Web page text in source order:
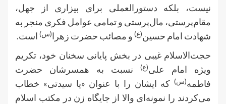
نیست، بلکه دستورالعملی برای بیزاری از جهل،
مقام‌پرستی، مال‌پرستی و تمامی عوامل فکری منجر به
شهادت امام حسین(ع) و مصائب حضرت زهرا(س) است.
حجت‌الاسلام غیبی در بخش پایانی سخنان خود، تکریم
ویژه امام علی‌(ع)
نسبت به همسرشان حضرت
فاطمه‌(س) که ایشان را با عنوان «یا سیدتی» خطاب
می‌کردند را نمونه‌ای والا از جایگاه زن در مکتب اسلام